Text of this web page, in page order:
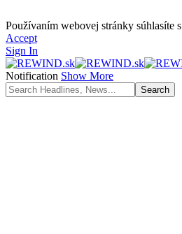
Používaním webovej stránky súhlasíte s
Accept
Sign In
Notification Show More